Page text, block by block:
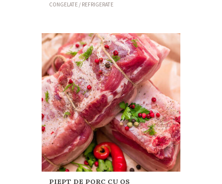
CONGELATE / REFRIGERATE
PIEPT DE PORC CU OS